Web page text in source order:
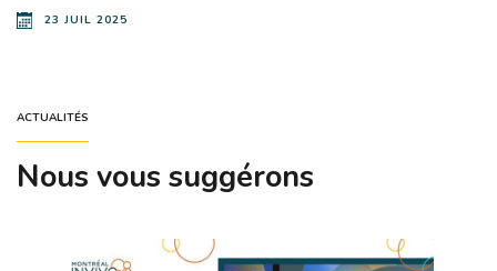
23 JUIL 2025
ACTUALITÉS
Nous vous suggérons